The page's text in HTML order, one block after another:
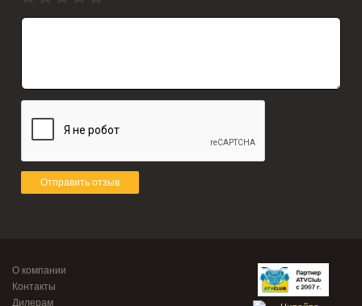
Отправить отзыв
О компании
Контакты
Дилерам